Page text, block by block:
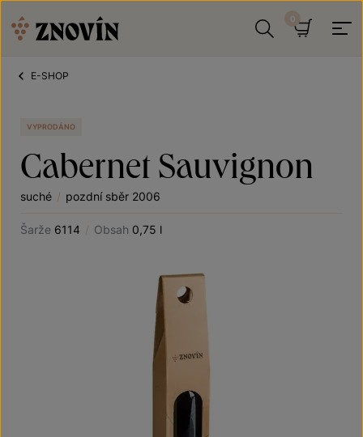
E-SHOP
VYPRODÁNO
Cabernet Sauvignon
suché / pozdní sběr 2006
Šarže 6114 / Obsah 0,75 l